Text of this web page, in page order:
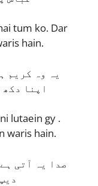
tum ko. Dar
hain.
یہ وہ کریم
اپنا
lutaein gy .
waris hain.
صدا یہ آتی